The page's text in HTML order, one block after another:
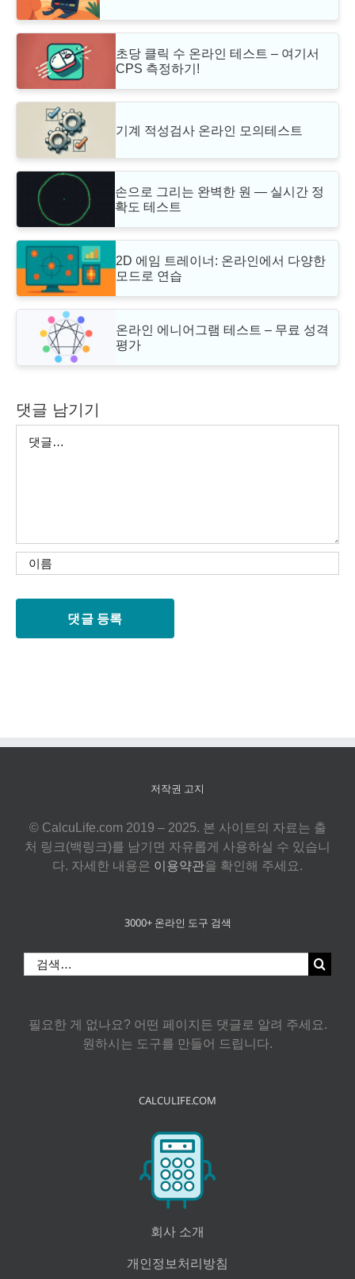
초당 클릭 수 온라인 테스트 – 여기서
CPS 측정하기!
기계 적성검사 온라인 모의테스트
손으로 그리는 완벽한 원 — 실시간 정
확도 테스트
2D 에임 트레이너: 온라인에서 다양한
모드로 연습
온라인 에니어그램 테스트 – 무료 성격
평가
댓글 남기기
저작권 고지
© CalcuLife.com 2019 – 2025. 본 사이트의 자료는 출
처 링크(백링크)를 남기면 자유롭게 사용하실 수 있습니
다. 자세한 내용은 이용약관을 확인해 주세요.
3000+ 온라인 도구 검색
색:
필요한 게 없나요? 어떤 페이지든 댓글로 알려 주세요.
원하시는 도구를 만들어 드립니다.
CALCULIFE.COM
회사 소개
개인정보처리방침